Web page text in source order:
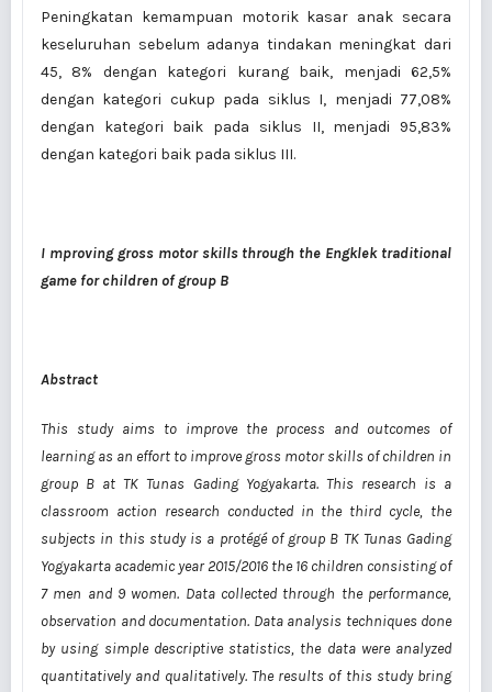
Peningkatan kemampuan motorik kasar anak secara
keseluruhan sebelum adanya tindakan meningkat dari
45, 8% dengan kategori kurang baik, menjadi 62,5%
dengan kategori cukup pada siklus I, menjadi 77,08%
dengan kategori baik pada siklus II, menjadi 95,83%
dengan kategori baik pada siklus III.
I mproving gross motor skills through the Engklek traditional
game for children of group B
Abstract
This study aims to improve the process and outcomes of
learning as an effort to improve gross motor skills of children in
group B at TK Tunas Gading Yogyakarta. This research is a
classroom action research conducted in the third cycle, the
subjects in this study is a protégé of group B TK Tunas Gading
Yogyakarta academic year 2015/2016 the 16 children consisting of
7 men and 9 women. Data collected through the performance,
observation and documentation. Data analysis techniques done
by using simple descriptive statistics, the data were analyzed
quantitatively and qualitatively. The results of this study bring